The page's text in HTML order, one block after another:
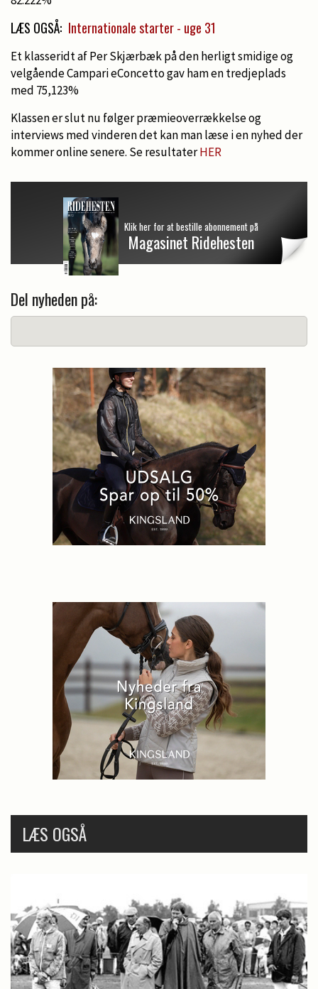
LÆS OGSÅ: Internationale starter - uge 31
Et klasseridt af Per Skjærbæk på den herligt smidige og
velgående Campari eConcetto gav ham en tredjeplads
med 75,123%
Klassen er slut nu følger præmieoverrækkelse og
interviews med vinderen det kan man læse i en nyhed der
kommer online senere. Se resultaterHER
Klik her for at bestille abonnement på
Magasinet Ridehesten
Del nyheden på:
LÆS OGSÅ